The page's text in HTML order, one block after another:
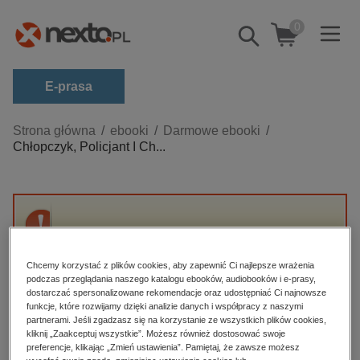
Pokaż/schowaj
wyszukiwarkę
0
E-prasa
Kategorie
Zobacz wszystkie E-prasa
budownictwo, aranżacja wnętrz
dzienniki
edukacja
hobby, sport, rozrywka
komputery, internet, technologie, informatyka
Strona główna ebooki
Darmowe ebooki
Chłopczyk, Policjant I Ch...
Przepraszamy, ale produkt „Chłopczyk,
High-contrast mode
Polecane
Chcemy korzystać z plików cookies, aby zapewnić Ci najlepsze wrażenia
podczas przeglądania naszego katalogu ebooków, audiobooków i e-prasy,
dostarczać spersonalizowane rekomendacje oraz udostępniać Ci najnowsze
funkcje, które rozwijamy dzięki analizie danych i współpracy z naszymi
partnerami. Jeśli zgadzasz się na korzystanie ze wszystkich plików cookies,
kliknij „Zaakceptuj wszystkie”. Możesz również dostosować swoje
preferencje, klikając „Zmień ustawienia”. Pamiętaj, że zawsze możesz